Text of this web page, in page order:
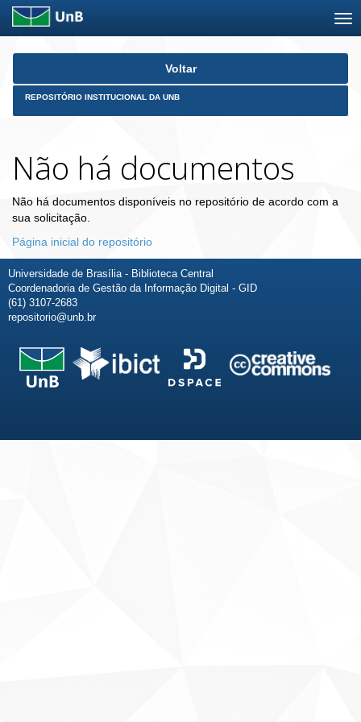
Skip
Voltar
REPOSITÓRIO INSTITUCIONAL DA UNB
Não há documentos
Não há documentos disponíveis no repositório de acordo com a
sua solicitação.
Página inicial do repositório
Universidade de Brasília - Biblioteca Central
Coordenadoria de Gestão da Informação Digital - GID
(61) 3107-2683
repositorio@unb.br